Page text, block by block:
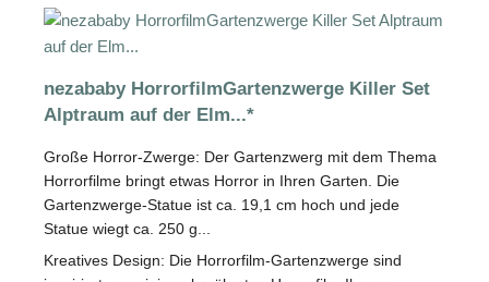
nezababy HorrorfilmGartenzwerge Killer Set
Alptraum auf der Elm...*
Große Horror-Zwerge: Der Gartenzwerg mit dem Thema
Horrorfilme bringt etwas Horror in Ihren Garten. Die
Gartenzwerge-Statue ist ca. 19,1 cm hoch und jede
Statue wiegt ca. 250 g...
Kreatives Design: Die Horrorfilm-Gartenzwerge sind